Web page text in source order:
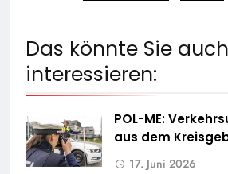
Das könnte Sie auch
interessieren:
POL-ME:
aus dem
17. Juni 2026